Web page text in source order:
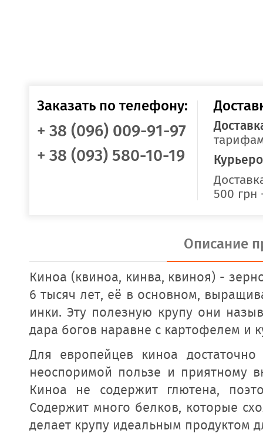
Заказать по телефону:
+ 38 (096) 009-91-97
+ 38 (093) 580-10-19
500
Описание
Киноа (квиноа, кинва, квиноя) -
6 тысяч лет, её в основном,
инки. Эту полезную крупу они
дара богов наравне с картофелем и
Для европейцев киноа
неоспоримой пользе и приятному
Киноа не содержит глютена,
Содержит много белков, которые
делает крупу идеальным продуктом